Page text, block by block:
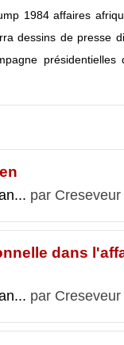
1984 affaires
dessins de presse
présidentielles
par
dans
par